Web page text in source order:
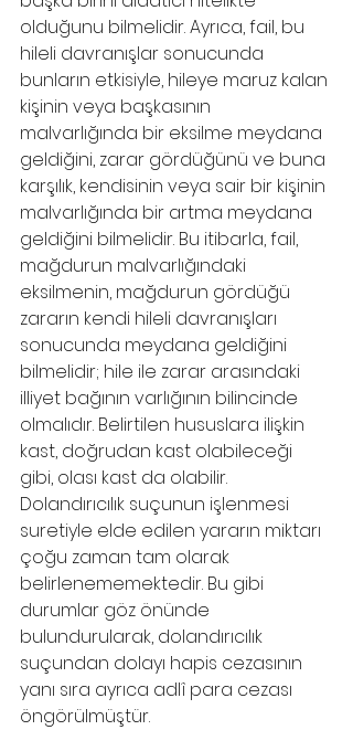
olduğunu bilmelidir. Ayrıca, fail, bu
hileli davranışlar sonucunda
bunların etkisiyle, hileye maruz kalan
kişinin veya başkasının
malvarlığında bir eksilme meydana
geldiğini, zarar gördüğünü ve buna
karşılık, kendisinin veya sair bir kişinin
malvarlığında bir artma meydana
geldiğini bilmelidir. Bu itibarla, fail,
mağdurun malvarlığındaki
eksilmenin, mağdurun gördüğü
zararın kendi hileli davranışları
sonucunda meydana geldiğini
bilmelidir; hile ile zarar arasındaki
illiyet bağının varlığının bilincinde
olmalıdır. Belirtilen hususlara ilişkin
kast, doğrudan kast olabileceği
gibi, olası kast da olabilir.
Dolandırıcılık suçunun işlenmesi
suretiyle elde edilen yararın miktarı
çoğu zaman tam olarak
belirlenememektedir. Bu gibi
durumlar göz önünde
bulundurularak, dolandırıcılık
suçundan dolayı hapis cezasının
yanı sıra ayrıca adlî para cezası
öngörülmüştür.